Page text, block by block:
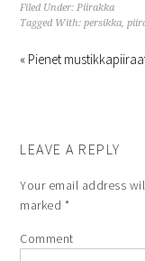
Filed Under:Piirakka
Tagged With:persikka,
« Pienet
LEAVE A REPLY
Your email address
marked *
Comment